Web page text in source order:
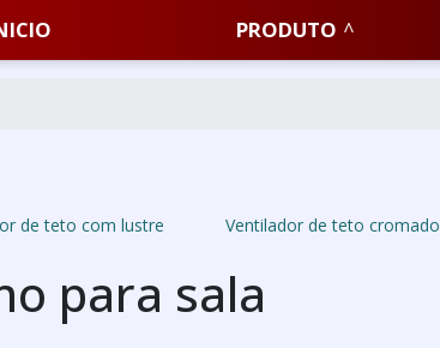
PRODUTO
de teto com lustre Ventilador de teto cromado
para sala